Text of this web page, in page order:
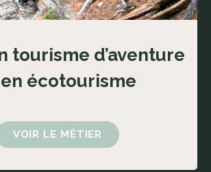
tourisme d’aventure
écotourisme
VOIR LE MÉTIER